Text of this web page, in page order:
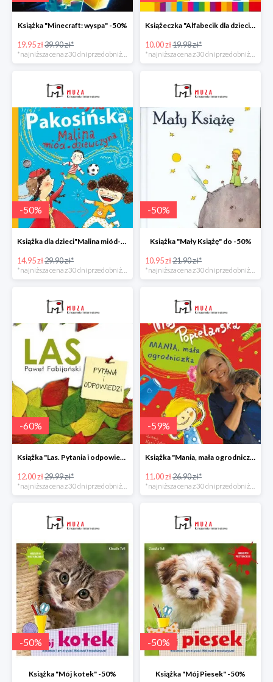
Książka "Minecraft: wyspa" -50%
19.95 zł39.90 zł*
Książeczka "Alfabecik dla dzieci" -50%
10.00 zł19.98 zł*
-50%
Książka dla dzieci"Malina miód-dziewczyna" -50%
14.95 zł29.90 zł*
-50%
Książka "Mały Książę" do -50%
10.95 zł21.90 zł*
-60%
Książka "Las. Pytania i odpowiedzi" w super cenie
12.00 zł29.99 zł*
*najniższa cena z 30 dni przed obniżką
-59%
Książka "Mania, mała ogrodniczka" w super cenie
11.00 zł26.90 zł*
*najniższa cena z 30 dni przed obniżką
-50%
Książka "Mój kotek" -50%
-50%
Książka "Mój Piesek" -50%